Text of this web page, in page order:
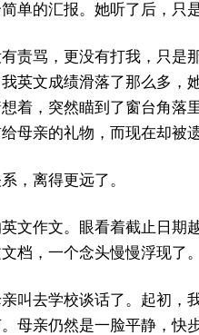
单的汇报。她听了后，只
责骂，更没有打我，只是
英文成绩滑落了那么多，
着，突然瞄到了窗台角落
母亲的礼物，而现在却被
，离得更远了。
文作文。眼看着截止日期
档，一个念头慢慢浮现了
叫去学校谈话了。起初，
母亲仍然是一脸平静，快